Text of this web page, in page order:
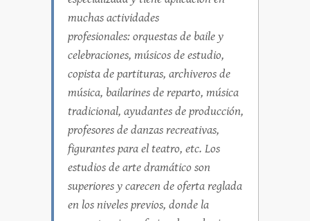
muchas actividades
profesionales: orquestas de baile y
celebraciones, músicos de estudio,
copista de partituras, archiveros de
música, bailarines de reparto, música
tradicional, ayudantes de producción,
profesores de danzas recreativas,
figurantes para el teatro, etc. Los
estudios de arte dramático son
superiores y carecen de oferta reglada
en los niveles previos, donde la